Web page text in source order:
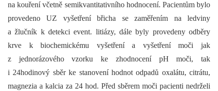
na kouření včetně semikvantitativního hodnocení. Pacientům bylo
provedeno UZ vyšetření břicha se zaměřením na ledviny
a žlučník k detekci event. litiázy, dále byly provedeny odběry
krve k bio­chemickému vyšetření a vyšetření moči jak
z jednorázového vzorku ke zhodnocení pH moči, tak
i 24hodinový sběr ke stanovení hodnot odpadů oxalátu, citrátu,
magnezia a kalcia za 24 hod. Před sběrem moči pacienti nedrželi